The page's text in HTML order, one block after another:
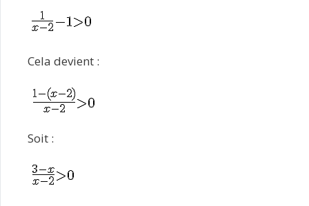
Cela devient :
Soit :